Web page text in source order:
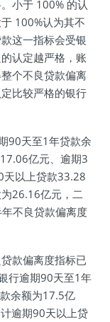
小于 100% 的认
100%认为其不
这一指标会受银
认定越严格，账
个不良贷款偏离
比较严格的银行
90天至1年贷款余
亿元、逾期3
天以上贷款33.28
26.16亿元，二
不良贷款偏离度
款偏离度指标已
行逾期90天至1年
余额为17.5亿
逾期90天以上贷